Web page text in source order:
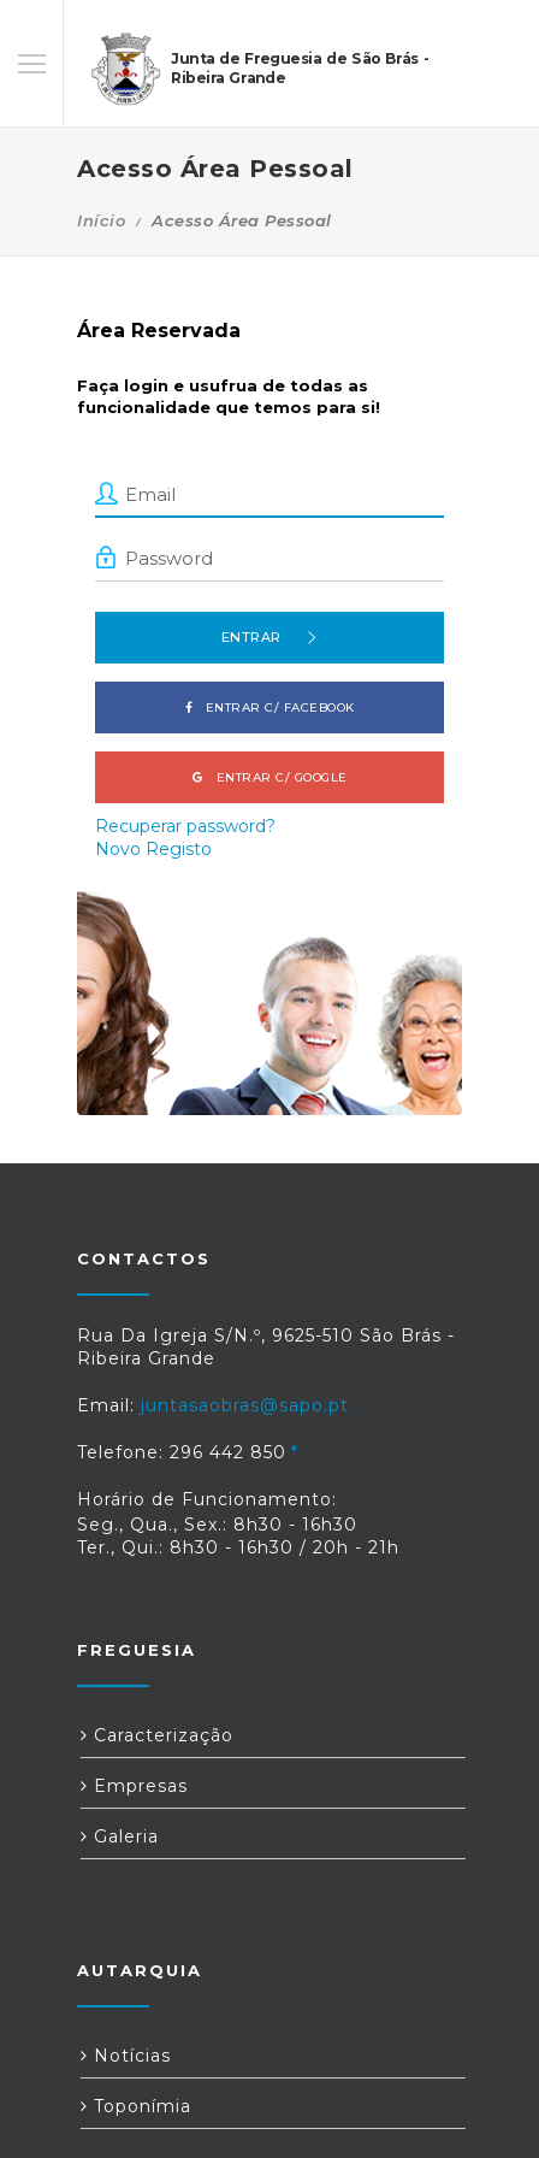
Junta de Freguesia de São Brás -
Ribeira Grande
Acesso Área Pessoal
Início Acesso Área Pessoal
Área Reservada
Faça login e usufrua de todas as
funcionalidade que temos para si!
ENTRAR
ENTRAR C/ FACEBOOK
ENTRAR C/ GOOGLE
Recuperar password?
Novo Registo
CONTACTOS
Rua Da Igreja S/N.º, 9625-510 São Brás -
Ribeira Grande
Email: juntasaobras@sapo.pt
Telefone: 296 442 850
Horário de Funcionamento:
Seg., Qua., Sex.: 8h30 - 16h30
Ter., Qui.: 8h30 - 16h30 / 20h - 21h
FREGUESIA
Caracterização
Empresas
Galeria
AUTARQUIA
Notícias
Toponímia